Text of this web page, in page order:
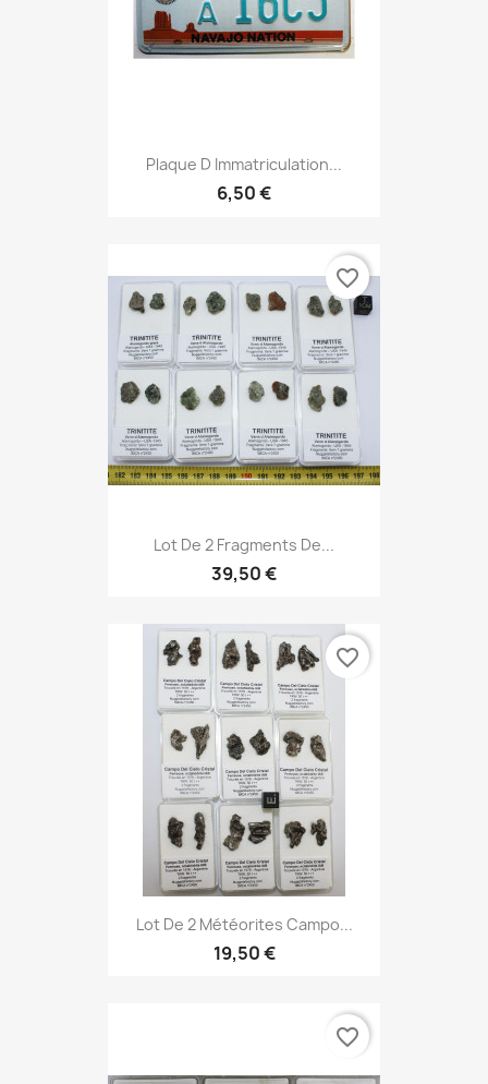
Plaque D Immatriculation...
6,50 €
Lot De 2 Fragments De...
39,50 €
favorite_border
Lot De 2 Météorites Campo...
19,50 €
favorite_border
favorite_border